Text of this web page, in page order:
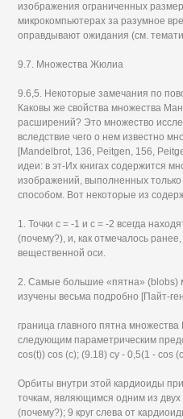
изображения ограниченных
микрокомпьютерах за разумное
оправдывают ожидания (см.
9.7. Множества Жюлиа
9.6,5. Некоторые замечания по
Каковы же свойства множества
расширений? Это множество
вследствие чего о нем известно
[Mandelbrot, 136, Peitgen, 156,
идеи: в эт-Их книгах содержится
изображений, выполненных
способом. Вот некоторые из
1. Точки с = -1 и с = -2 всегда
(почему?), и, как отмечалось
вещественной оси.
2. Самые большие «пятна» (blobs)
изучены весьма подробно [Пайт-
граница главного пятна
следующим параметрическим
cos(t)) cos (с); (9.18) су - 0,5(1 - cos
Орбиты внутри этой кардиоиды
точкам, являющимся одним из двух
(почему?); 9 круг слева от